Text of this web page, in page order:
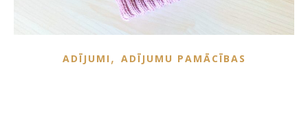
ADĪJUMI , ADĪJUMU PAMĀCĪBAS